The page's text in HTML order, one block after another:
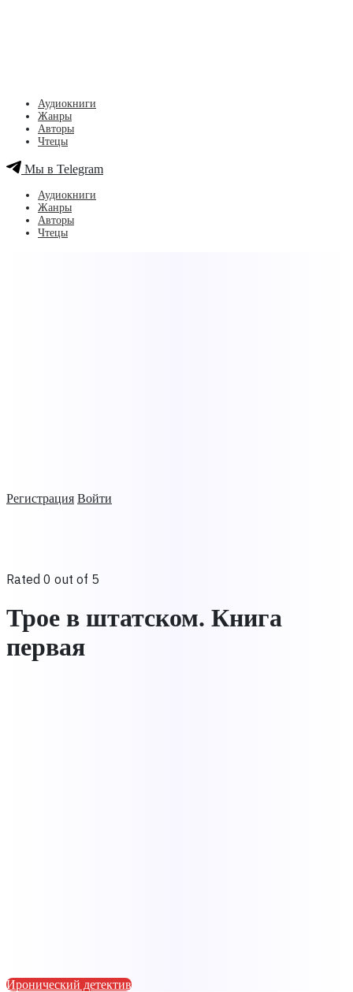
Регистрация Войти
Аудиокниги
Жанры
Авторы
Чтецы
Мы в Telegram
Аудиокниги
Жанры
Авторы
Чтецы
Rated 0 out of 5
Трое в штатском. Книга
первая
Иронический детектив